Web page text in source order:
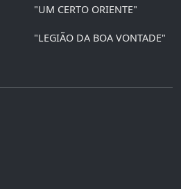
"UM CERTO ORIENTE"
"LEGIÃO DA BOA VONTADE"